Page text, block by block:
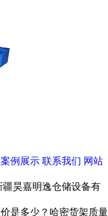
案例展示 联系我们 网站
疆昊嘉明逸仓储设备有
是多少？哈密货架质量